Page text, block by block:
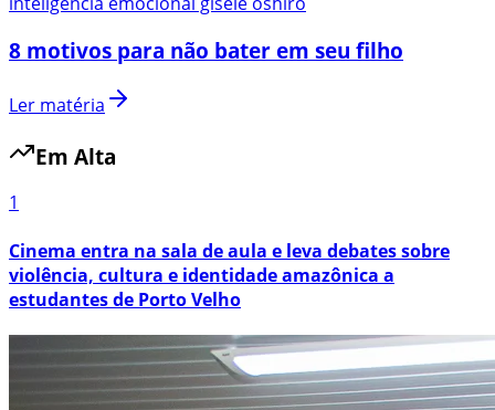
8 motivos para não bater em seu filho
Ler matéria
Em Alta
1
Cinema entra na sala de aula e leva debates sobre
violência, cultura e identidade amazônica a
estudantes de Porto Velho